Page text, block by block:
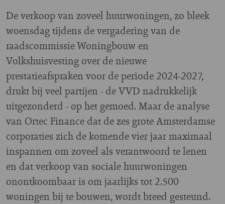
De verkoop van zoveel huurwoningen, zo bleek
woensdag tijdens de vergadering van de
raadscommissie Woningbouw en
Volkshuisvesting over de nieuwe
prestatieafspraken voor de periode 2024-2027,
drukt bij veel partijen - de VVD nadrukkelijk
uitgezonderd - op het gemoed. Maar de analyse
van Ortec Finance dat de zes grote Amsterdamse
corporaties zich de komende vier jaar maximaal
inspannen om zoveel als verantwoord te lenen
en dat verkoop van sociale huurwoningen
onontkoombaar is om jaarlijks tot 2.500
woningen bij te bouwen, wordt breed gesteund.